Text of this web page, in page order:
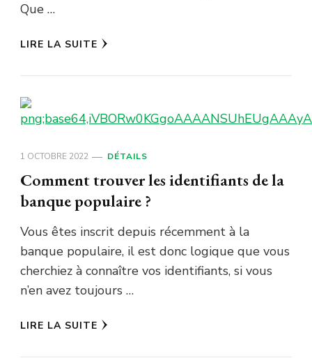
Que …
LIRE LA SUITE
1 OCTOBRE 2022 DÉTAILS
Comment trouver les identifiants de la
banque populaire ?
Vous êtes inscrit depuis récemment à la
banque populaire, il est donc logique que vous
cherchiez à connaître vos identifiants, si vous
n’en avez toujours …
LIRE LA SUITE